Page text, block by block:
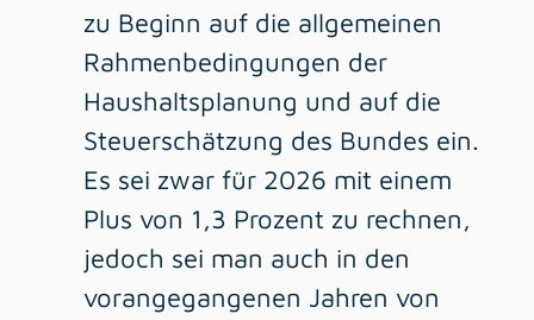
zu Beginn auf die allgemeinen
Rahmenbedingungen der
Haushaltsplanung und auf die
Steuerschätzung des Bundes ein.
Es sei zwar für 2026 mit einem
Plus von 1,3 Prozent zu rechnen,
jedoch sei man auch in den
vorangegangenen Jahren von